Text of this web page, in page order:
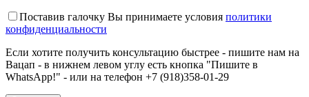
Поставив галочку Вы принимаете условия политики
конфиденциальности
Если хотите получить консультацию быстрее - пишите нам на
Вацап - в нижнем левом углу есть кнопка "Пишите в
WhatsApp!" - или на телефон +7 (918)358-01-29